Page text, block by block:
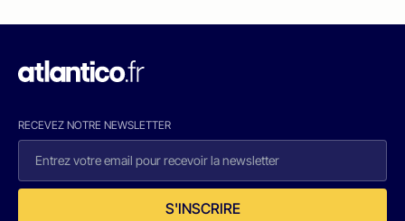
RECEVEZ NOTRE NEWSLETTER
S'INSCRIRE